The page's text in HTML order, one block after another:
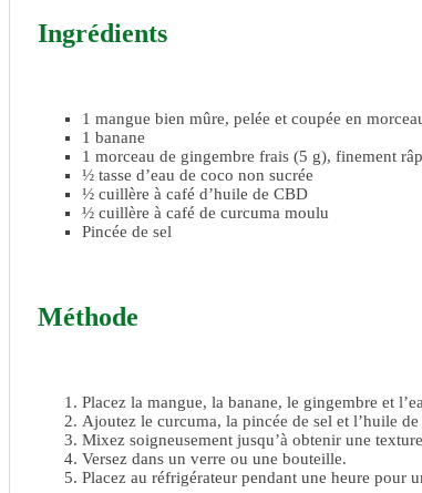
Ingrédients
1 mangue bien mûre, pelée et coupée en
1 banane
1 morceau de gingembre frais (5 g), finement
½ tasse d’eau de coco non sucrée
½ cuillère à café d’huile de CBD
½ cuillère à café de curcuma moulu
Pincée de sel
Méthode
Placez la mangue, la banane, le gingembre et
Ajoutez le curcuma, la pincée de sel et l’huile
Mixez soigneusement jusqu’à obtenir une
Versez dans un verre ou une bouteille.
Placez au réfrigérateur pendant une heure pour